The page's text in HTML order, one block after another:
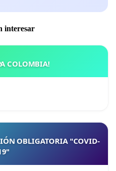
interesar
COLOMBIA!
OBLIGATORIA "COVID-